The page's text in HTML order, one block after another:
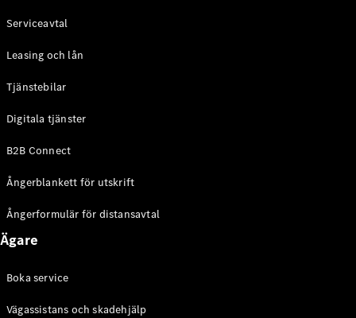
Coupé
CLE Coupé
AMG GT
Mercedes-
Mercedes-
AMG GT
Elektrisk
Serviceavtal
Leasing och lån
Tjänstebilar
Digitala tjänster
B2B Connect
Ångerblankett för utskrift
Ångerformulär för distansavtal
Ägare
Boka service
Vägassistans och skadehjälp